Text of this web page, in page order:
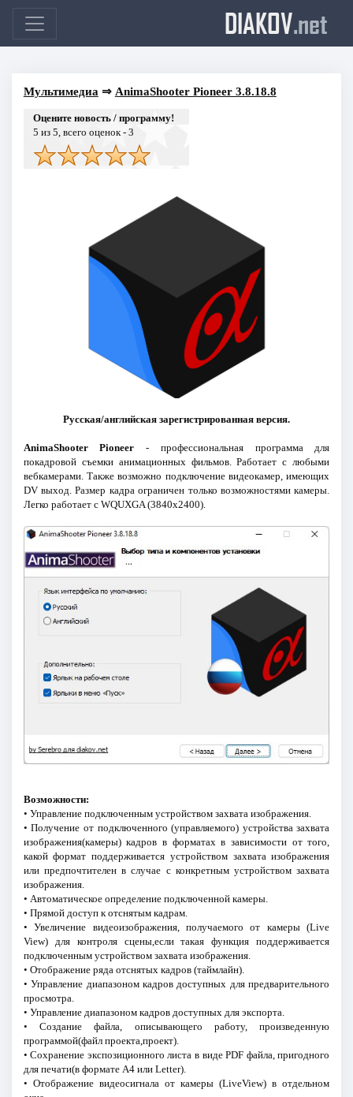
DIAKOV.net
Мультимедиа ⇒ AnimaShooter Pioneer 3.8.18.8
Оцените новость / программу!
5 из 5, всего оценок - 3
Русская/английская зарегистрированная версия.
AnimaShooter Pioneer - профессиональная программа для
покадровой съемки анимационных фильмов. Работает с любыми
вебкамерами. Также возможно подключение видеокамер, имеющих
DV выход. Размер кадра ограничен только возможностями камеры.
Легко работает с WQUXGA (3840x2400).
Возможности:
• Управление подключенным устройством захвата изображения.
• Получение от подключенного (управляемого) устройства захвата
изображения(камеры) кадров в форматах в зависимости от того,
какой формат поддерживается устройством захвата изображения
или предпочтителен в случае с конкретным устройством захвата
изображения.
• Автоматическое определение подключенной камеры.
• Прямой доступ к отснятым кадрам.
• Увеличение видеоизображения, получаемого от камеры (Live
View) для контроля сцены,если такая функция поддерживается
подключенным устройством захвата изображения.
• Отображение ряда отснятых кадров (таймлайн).
• Управление диапазоном кадров доступных для предварительного
просмотра.
• Управление диапазоном кадров доступных для экспорта.
• Создание файла, описывающего работу, произведенную
программой(файл проекта,проект).
• Сохранение экспозиционного листа в виде PDF файла, пригодного
для печати(в формате A4 или Letter).
• Отображение видеосигнала от камеры (LiveView) в отдельном